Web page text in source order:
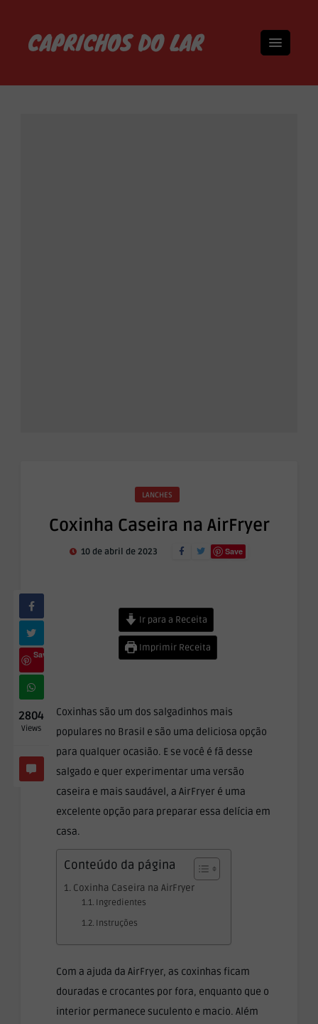
LANCHES
Coxinha Caseira na AirFryer
10 de abril de 2023 Save
Save
2804
Views
Ir para a Receita
Imprimir Receita
Coxinhas são um dos salgadinhos mais
populares no Brasil e são uma deliciosa opção
para qualquer ocasião. E se você é fã desse
salgado e quer experimentar uma versão
caseira e mais saudável, a AirFryer é uma
excelente opção para preparar essa delícia em
casa.
Conteúdo da página
Coxinha Caseira na AirFryer
Ingredientes
Instruções
Com a ajuda da AirFryer, as coxinhas ficam
douradas e crocantes por fora, enquanto que o
interior permanece suculento e macio. Além